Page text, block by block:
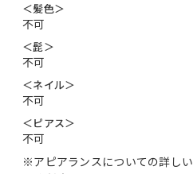
＜髪色＞
不可
＜髭＞
不可
＜ネイル＞
不可
＜ピアス＞
不可
※アピアランスについての詳し